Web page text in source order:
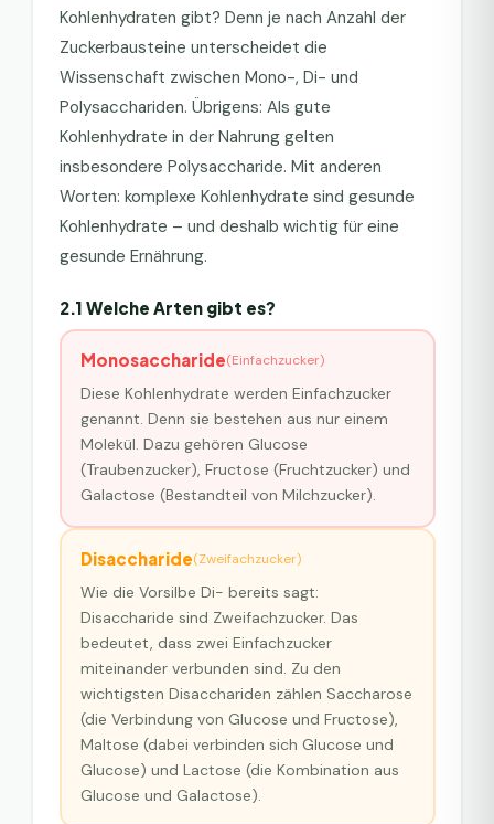
Kohlenhydraten gibt? Denn je nach Anzahl der
Zuckerbausteine unterscheidet die
Wissenschaft zwischen Mono-, Di- und
Polysacchariden. Übrigens: Als gute
Kohlenhydrate in der Nahrung gelten
insbesondere Polysaccharide. Mit anderen
Worten: komplexe Kohlenhydrate sind gesunde
Kohlenhydrate – und deshalb wichtig für eine
gesunde Ernährung.
2.1 Welche Arten gibt es?
Monosaccharide(Einfachzucker)
Diese Kohlenhydrate werden Einfachzucker
genannt. Denn sie bestehen aus nur einem
Molekül. Dazu gehören Glucose
(Traubenzucker), Fructose (Fruchtzucker) und
Galactose (Bestandteil von Milchzucker).
Disaccharide(Zweifachzucker)
Wie die Vorsilbe Di- bereits sagt:
Disaccharide sind Zweifachzucker. Das
bedeutet, dass zwei Einfachzucker
miteinander verbunden sind. Zu den
wichtigsten Disacchariden zählen Saccharose
(die Verbindung von Glucose und Fructose),
Maltose (dabei verbinden sich Glucose und
Glucose) und Lactose (die Kombination aus
Glucose und Galactose).